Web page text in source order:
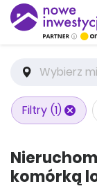
Filtry (1)
komórką